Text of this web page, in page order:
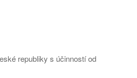
republiky s účinností od